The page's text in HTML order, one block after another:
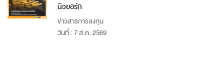
นิวยอร์ก
ข่าวสารการลงทุน
วันที่ : 7 ส.ค. 2569